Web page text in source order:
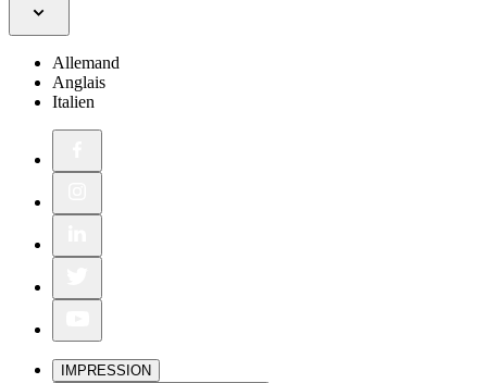
Allemand
Anglais
Italien
IMPRESSION